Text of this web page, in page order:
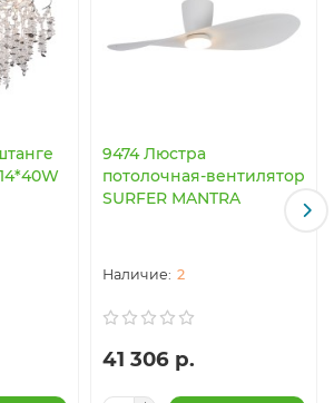
9474 Люстра
потолочная-вентилятор
SURFER MANTRA
2
41 306 р.